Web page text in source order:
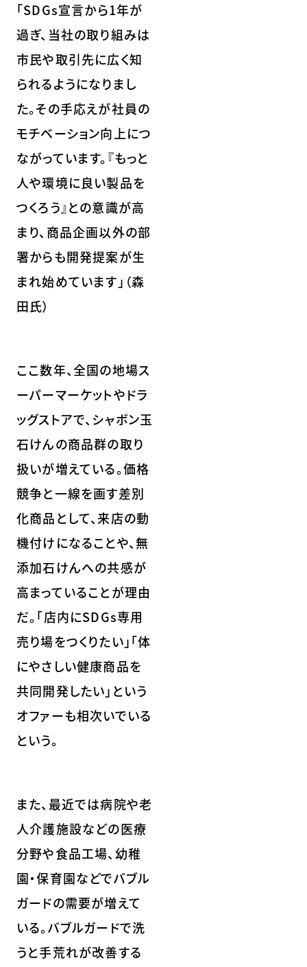
「SDGs宣言から1年が
過ぎ、当社の取り組みは
市民や取引先に広く知
られるようになりまし
た。その手応えが社員の
モチベーション向上につ
ながっています。『もっと
人や環境に良い製品を
つくろう』との意識が高
まり、商品企画以外の部
署からも開発提案が生
まれ始めています」（森
田氏）
ここ数年、全国の地場ス
ーパーマーケットやドラ
ッグストアで、シャボン玉
石けんの商品群の取り
扱いが増えている。価格
競争と一線を画す差別
化商品として、来店の動
機付けになることや、無
添加石けんへの共感が
高まっていることが理由
だ。「店内にSDGs専用
売り場をつくりたい」「体
にやさしい健康商品を
共同開発したい」という
オファーも相次いでいる
という。
また、最近では病院や老
人介護施設などの医療
分野や食品工場、幼稚
園・保育園などでバブル
ガードの需要が増えて
いる。バブルガードで洗
うと手荒れが改善する